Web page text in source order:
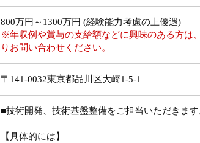
800万円～1300万円 (経験能力考慮の上優遇)
※年収例や賞与の支給額などに興味のある方は
りお問い合わせください。
〒141-0032東京都品川区大崎1-5-1
■技術開発、技術基盤整備をご担当いただきます
【具体的には】